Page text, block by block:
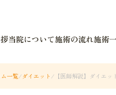
当院について施術の流れ施術
ム一覧/ダイエット / 【医師解説】ダイエ